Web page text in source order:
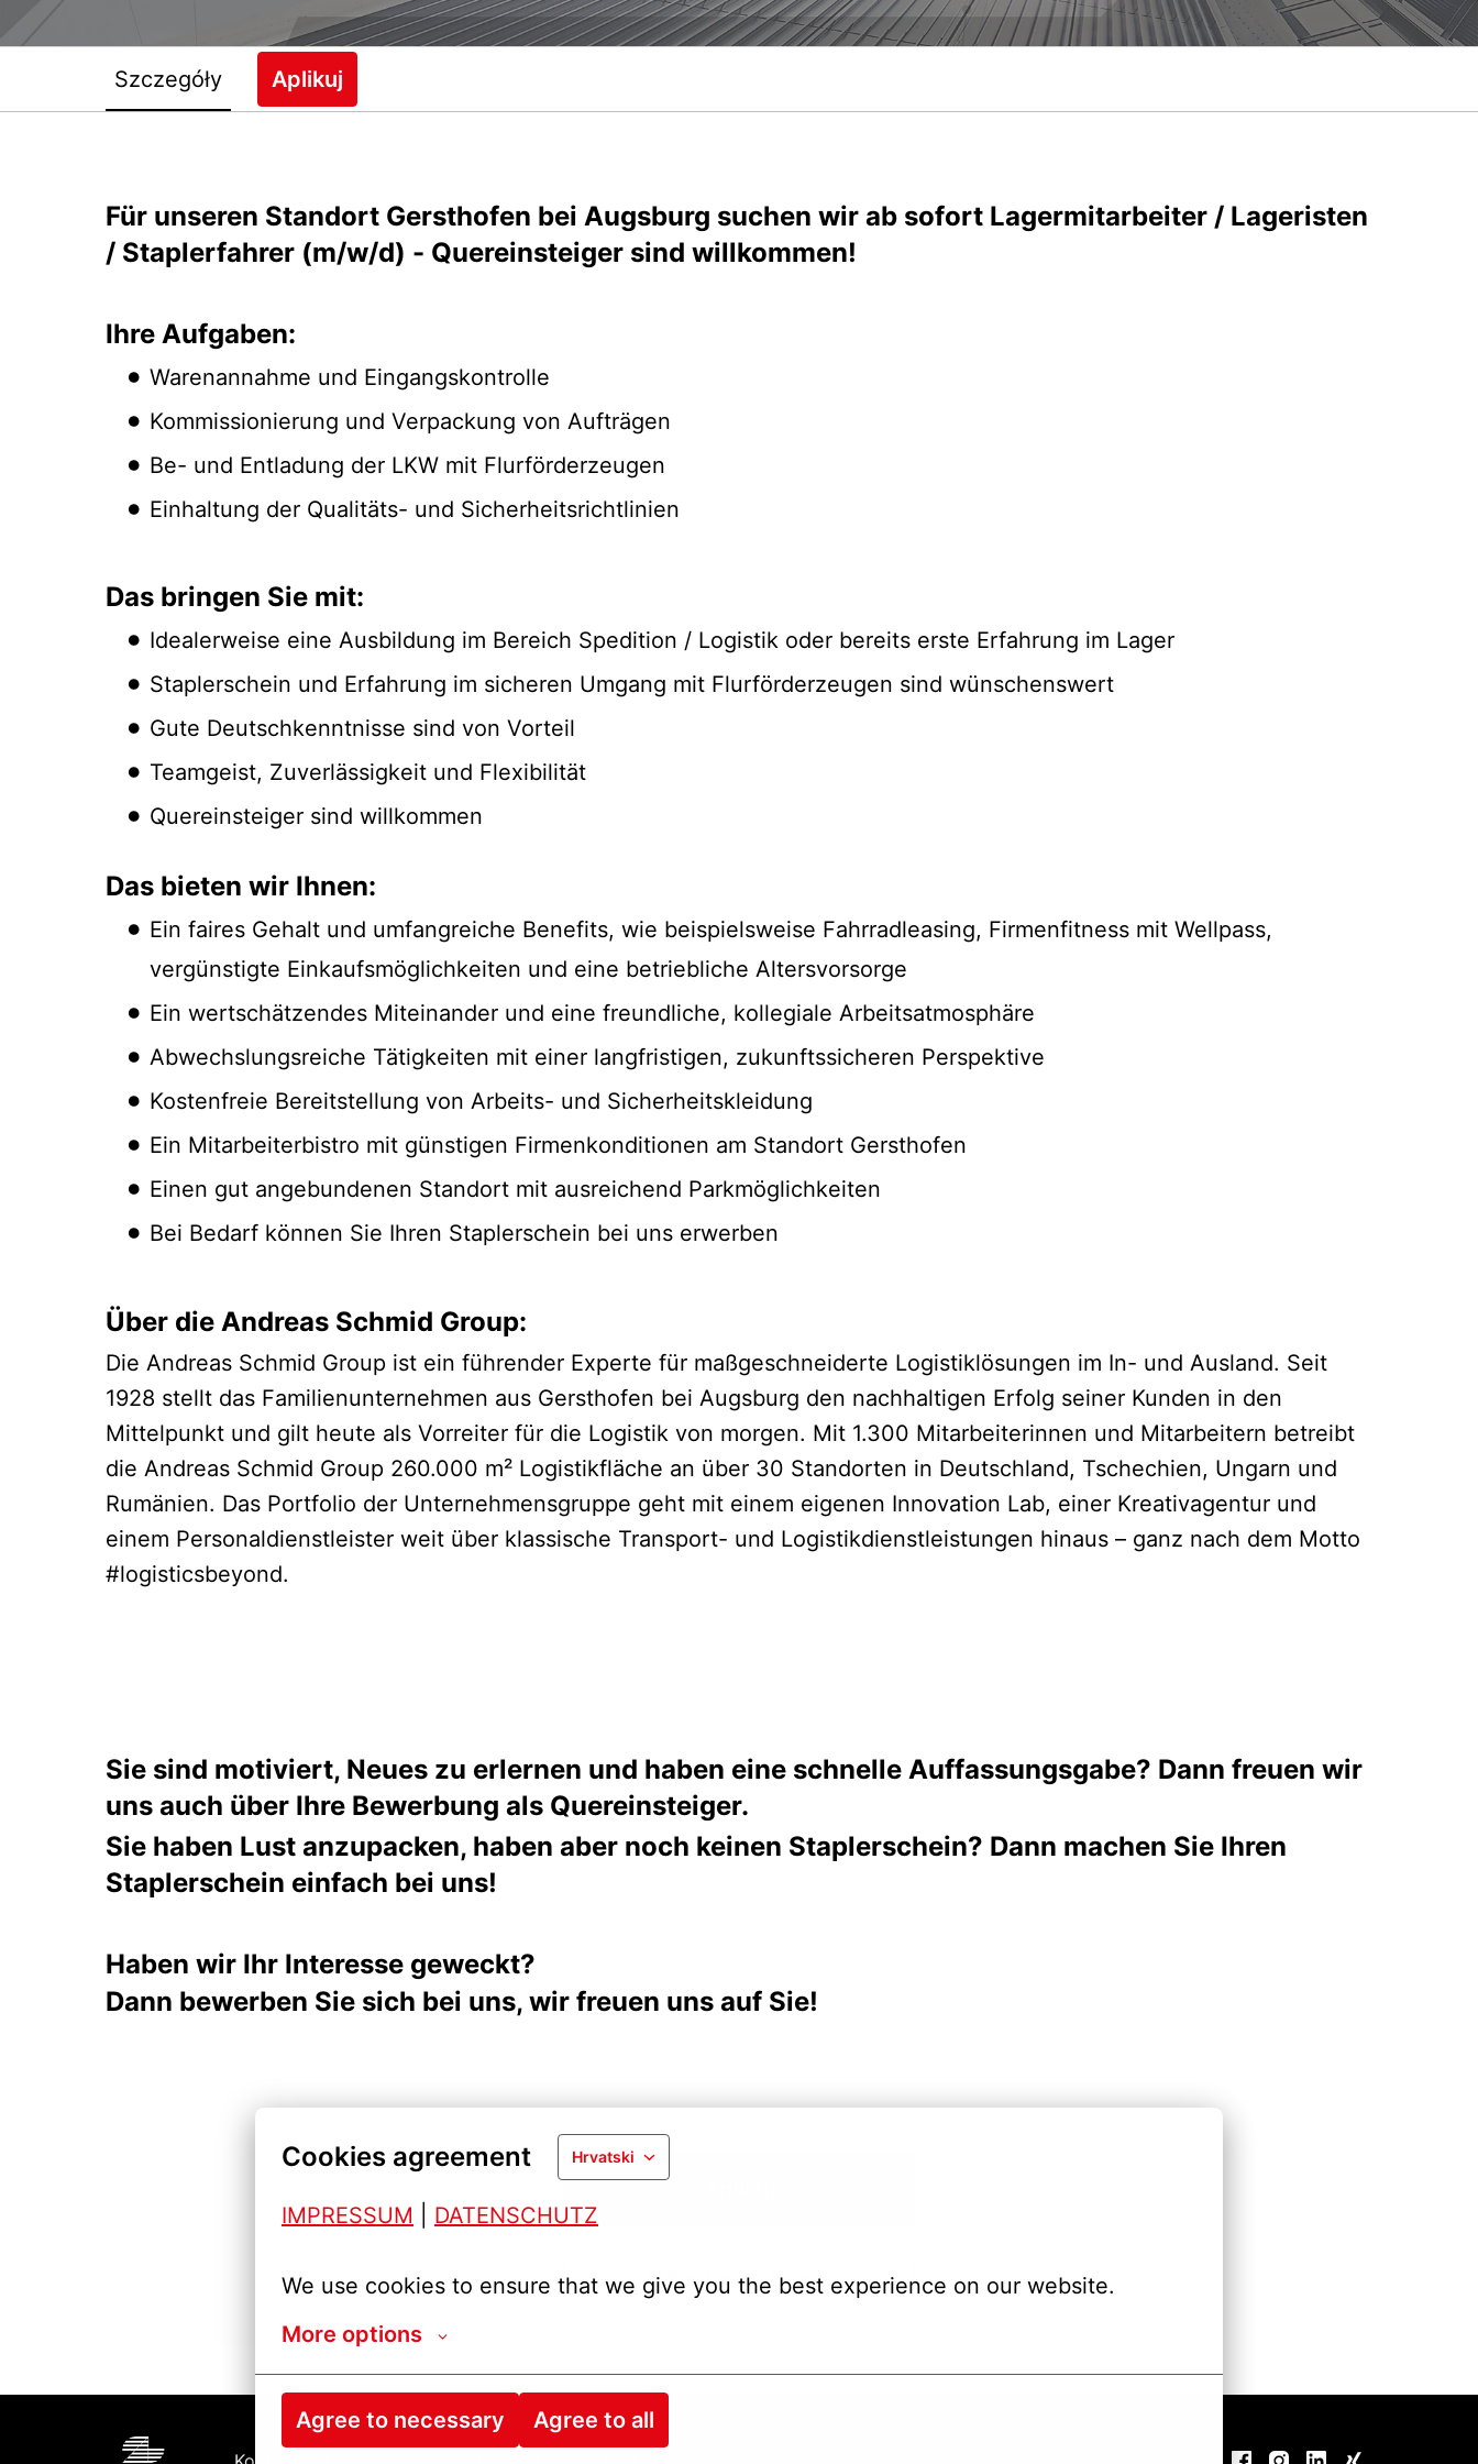
Cookies agreement Hrvatski
IMPRESSUM DATENSCHUTZ
We use cookies to ensure that we give you the best experience on our website.
More options
Agree to necessary Agree to all
Szczegóły Aplikuj
Für unseren Standort Gersthofen bei Augsburg suchen wir ab sofort Lagermitarbeiter / Lageristen
/ Staplerfahrer (m/w/d) - Quereinsteiger sind willkommen!
Ihre Aufgaben:
Warenannahme und Eingangskontrolle
Kommissionierung und Verpackung von Aufträgen
Be- und Entladung der LKW mit Flurförderzeugen
Einhaltung der Qualitäts- und Sicherheitsrichtlinien
Das bringen Sie mit:
Idealerweise eine Ausbildung im Bereich Spedition / Logistik oder bereits erste Erfahrung im Lager
Staplerschein und Erfahrung im sicheren Umgang mit Flurförderzeugen sind wünschenswert
Gute Deutschkenntnisse sind von Vorteil
Teamgeist, Zuverlässigkeit und Flexibilität
Quereinsteiger sind willkommen
Das bieten wir Ihnen:
Ein faires Gehalt und umfangreiche Benefits, wie beispielsweise Fahrradleasing, Firmenfitness mit Wellpass,
vergünstigte Einkaufsmöglichkeiten und eine betriebliche Altersvorsorge
Ein wertschätzendes Miteinander und eine freundliche, kollegiale Arbeitsatmosphäre
Abwechslungsreiche Tätigkeiten mit einer langfristigen, zukunftssicheren Perspektive
Kostenfreie Bereitstellung von Arbeits- und Sicherheitskleidung
Ein Mitarbeiterbistro mit günstigen Firmenkonditionen am Standort Gersthofen
Einen gut angebundenen Standort mit ausreichend Parkmöglichkeiten
Bei Bedarf können Sie Ihren Staplerschein bei uns erwerben
Über die Andreas Schmid Group:
Die Andreas Schmid Group ist ein führender Experte für maßgeschneiderte Logistiklösungen im In- und Ausland. Seit
1928 stellt das Familienunternehmen aus Gersthofen bei Augsburg den nachhaltigen Erfolg seiner Kunden in den
Mittelpunkt und gilt heute als Vorreiter für die Logistik von morgen. Mit 1.300 Mitarbeiterinnen und Mitarbeitern betreibt
die Andreas Schmid Group 260.000 m² Logistikfläche an über 30 Standorten in Deutschland, Tschechien, Ungarn und
Rumänien. Das Portfolio der Unternehmensgruppe geht mit einem eigenen Innovation Lab, einer Kreativagentur und
einem Personaldienstleister weit über klassische Transport- und Logistikdienstleistungen hinaus – ganz nach dem Motto
#logisticsbeyond.
Sie sind motiviert, Neues zu erlernen und haben eine schnelle Auffassungsgabe? Dann freuen wir
uns auch über Ihre Bewerbung als Quereinsteiger.
Sie haben Lust anzupacken, haben aber noch keinen Staplerschein? Dann machen Sie Ihren
Staplerschein einfach bei uns!
Haben wir Ihr Interesse geweckt?
Dann bewerben Sie sich bei uns, wir freuen uns auf Sie!
Udostępnij pracę